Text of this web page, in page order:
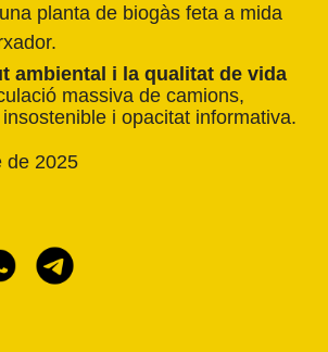
planta de biogàs feta a mida
ambiental i la qualitat de vida
massiva de camions,
insostenible i opacitat informativa.
de 2025